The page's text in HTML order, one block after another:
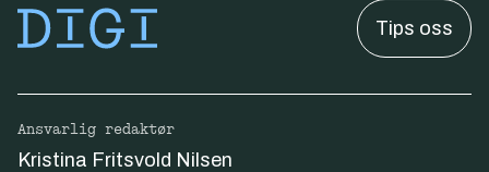
Tips oss
Ansvarlig redaktør
Kristina Fritsvold Nilsen